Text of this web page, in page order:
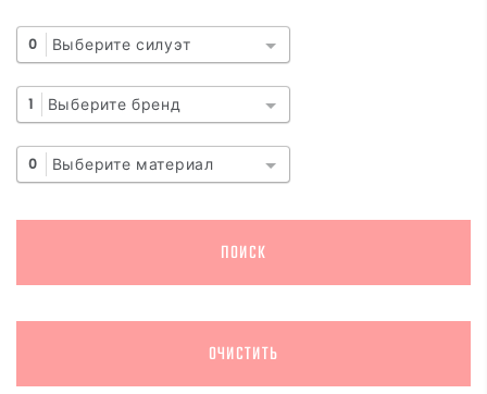
0 Выберите силуэт
1 Выберите бренд
0 Выберите материал